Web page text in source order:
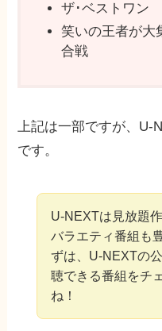
ザ･ベストワン
笑いの王者が大
合戦
上記は一部ですが、U-
です。
U-NEXTは見放題
バラエティ番組も
ずは、U-NEXTの
聴できる番組をチ
ね！